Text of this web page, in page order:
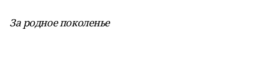
За родное поколенье